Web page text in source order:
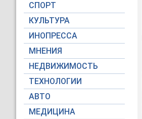
СПОРТ
КУЛЬТУРА
ИНОПРЕССА
МНЕНИЯ
НЕДВИЖИМОСТЬ
ТЕХНОЛОГИИ
АВТО
МЕДИЦИНА